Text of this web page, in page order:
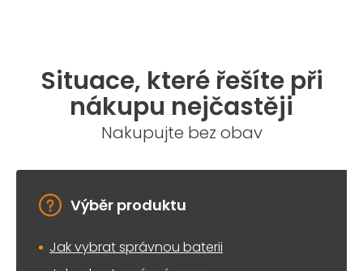
Situace, které řešíte při
nákupu nejčastěji
Nakupujte bez obav
Výběr produktu
Jak vybrat správnou baterii